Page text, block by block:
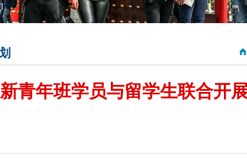
新青年班学员与留学生联合开